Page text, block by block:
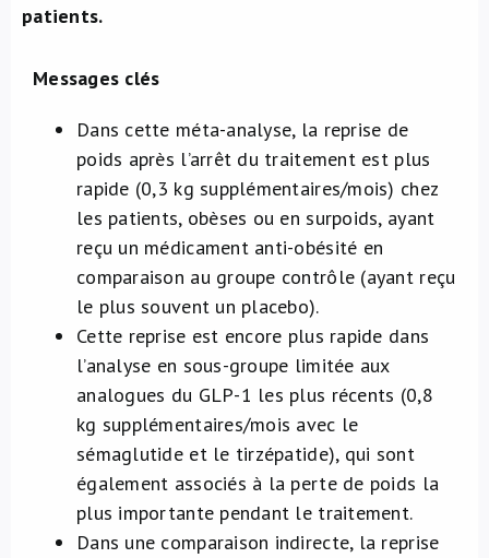
patients.
Messages clés
Dans cette méta-analyse, la reprise de
poids après l’arrêt du traitement est plus
rapide (0,3 kg supplémentaires/mois) chez
les patients, obèses ou en surpoids, ayant
reçu un médicament anti-obésité en
comparaison au groupe contrôle (ayant reçu
le plus souvent un placebo).
Cette reprise est encore plus rapide dans
l’analyse en sous-groupe limitée aux
analogues du GLP-1 les plus récents (0,8
kg supplémentaires/mois avec le
sémaglutide et le tirzépatide), qui sont
également associés à la perte de poids la
plus importante pendant le traitement.
Dans une comparaison indirecte, la reprise